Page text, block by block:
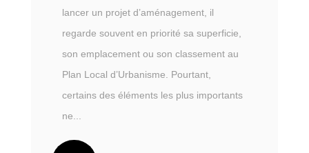
lancer un projet d’aménagement, il
regarde souvent en priorité sa superficie,
son emplacement ou son classement au
Plan Local d’Urbanisme. Pourtant,
certains des éléments les plus importants
ne...